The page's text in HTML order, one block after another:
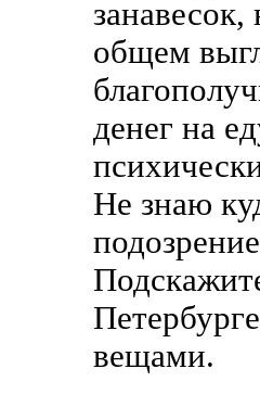
общем
денег на
Не знаю
вещами.